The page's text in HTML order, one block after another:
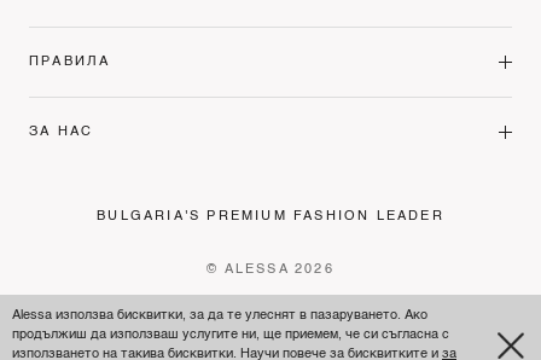
Alessa използва бисквитки, за да те улеснят в пазаруването. Ако
продължиш да използваш услугите ни, ще приемем, че си съгласна с
използването на такива бисквитки. Научи повече за бисквитките и за
ПРАВИЛА
ЗА НАС
BULGARIA'S PREMIUM FASHION LEADER
© ALESSA 2026